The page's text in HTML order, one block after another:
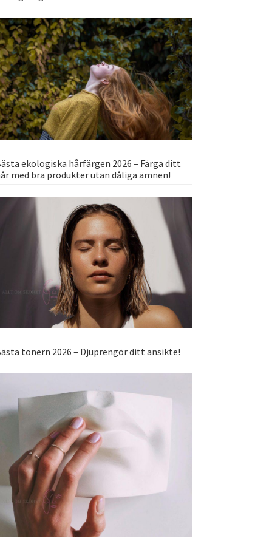
ekologiska hårfärgen 2026 – Färga ditt
med bra produkter utan dåliga ämnen!
tonern 2026 – Djuprengör ditt ansikte!